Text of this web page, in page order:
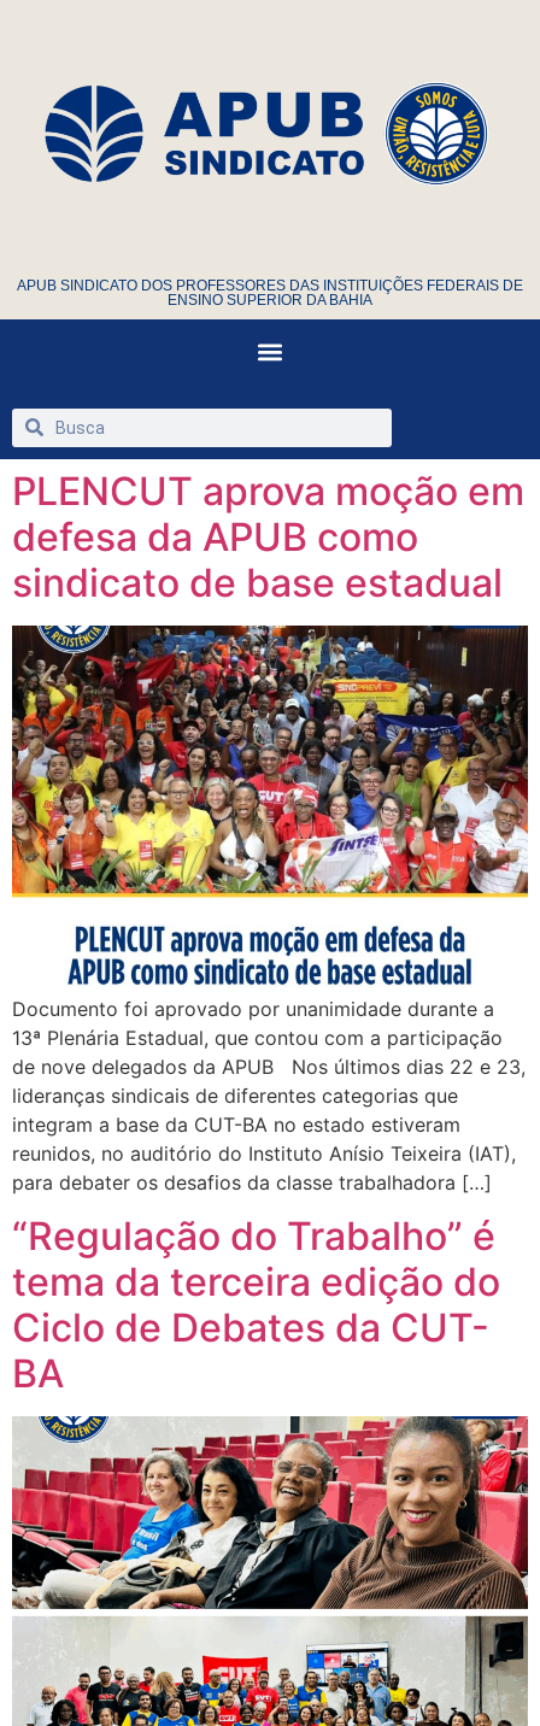
APUB SINDICATO DOS PROFESSORES DAS INSTITUIÇÕES FEDERAIS DE
ENSINO SUPERIOR DA BAHIA
PLENCUT aprova moção em
defesa da APUB como
sindicato de base estadual
Documento foi aprovado por unanimidade durante a
13ª Plenária Estadual, que contou com a participação
de nove delegados da APUB Nos últimos dias 22 e 23,
lideranças sindicais de diferentes categorias que
integram a base da CUT-BA no estado estiveram
reunidos, no auditório do Instituto Anísio Teixeira (IAT),
para debater os desafios da classe trabalhadora […]
“Regulação do Trabalho” é
tema da terceira edição do
Ciclo de Debates da CUT-
BA